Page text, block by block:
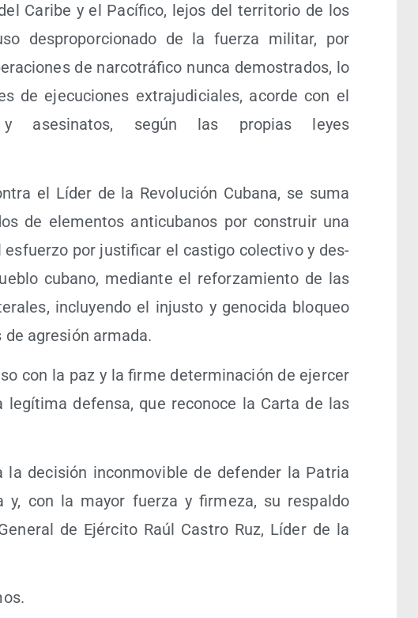
Cari­be y el Pací­fi­co, lejos del terri­to­rio de los
des­pro­por­cio­na­do de la fuer­za mili­tar, por
de nar­co­trá­fi­co nun­ca demos­tra­dos, lo
de eje­cu­cio­nes extra­ju­di­cia­les, acor­de con el
y ase­si­na­tos, según las pro­pias leyes
el Líder de la Revo­lu­ción Cuba­na, se suma
de ele­men­tos anti­cu­ba­nos por cons­truir una
por jus­ti­fi­car el cas­ti­go colec­ti­vo y des­
cubano, median­te el refor­za­mien­to de las
inclu­yen­do el injus­to y geno­ci­da blo­queo
agre­sión armada.
con la paz y la fir­me deter­mi­na­ción de ejer­cer
legí­ti­ma defen­sa, que reco­no­ce la Car­ta de las
la deci­sión incon­mo­vi­ble de defen­der la Patria
y, con la mayor fuer­za y fir­me­za, su res­pal­do
de Ejér­ci­to Raúl Cas­tro Ruz, Líder de la